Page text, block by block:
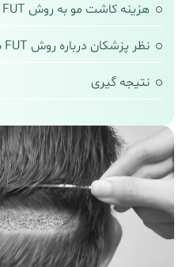
هزینه کاشت مو به روش FUT
نظر پزشکان درباره روش FUT برای کاشت مو
نتیجه‌ گیری